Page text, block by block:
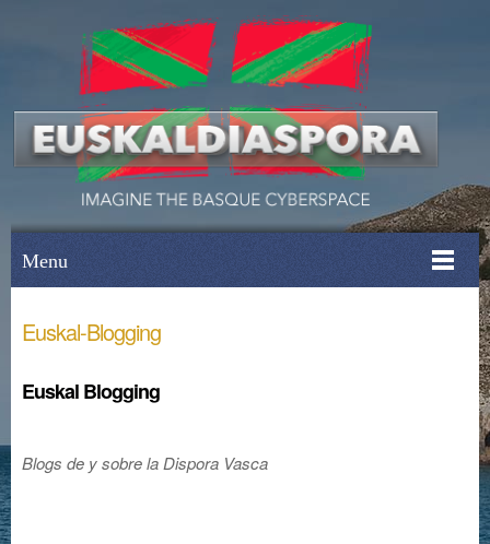
Menu
Euskal-Blogging
Euskal Blogging
Blogs de y sobre la Dispora Vasca